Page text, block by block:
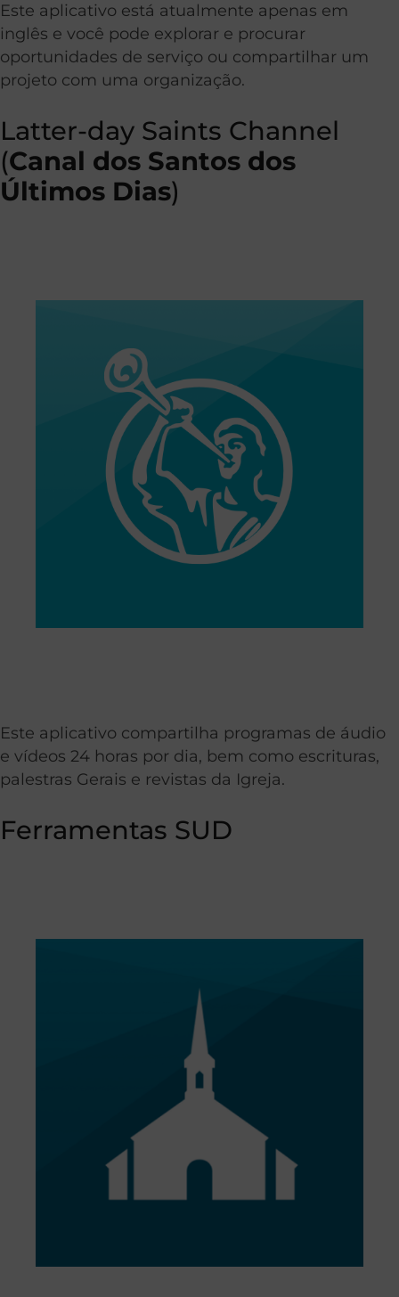
Este aplicativo está atualmente apenas em
inglês e você pode explorar e procurar
oportunidades de serviço ou compartilhar um
projeto com uma organização.
Latter-day Saints Channel
(Canal dos Santos dos
Últimos Dias)
Este aplicativo compartilha programas de áudio
e vídeos 24 horas por dia, bem como escrituras,
palestras Gerais e revistas da Igreja.
Ferramentas SUD